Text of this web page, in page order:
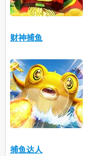
财神捕鱼
捕鱼达人